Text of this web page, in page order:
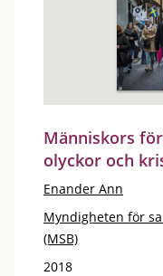
Människors
olyckor och
Enander Ann
Myndigheten för
(MSB)
2018